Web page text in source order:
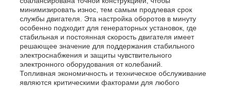
Новости
Все случаи
Отправить запрос
минимизировать износ, тем самым продлевая срок
службы двигателя. Эта настройка оборотов в минуту
особенно подходит для генераторных установок, где
стабильная и постоянная скорость двигателя имеет
решающее значение для поддержания стабильного
электроснабжения и защиты чувствительного
электронного оборудования от колебаний.
Топливная экономичность и техническое обслуживание
являются критическими факторами для любого